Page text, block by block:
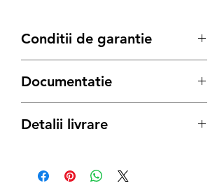
Conditii de garantie
Bisonte, este conform legii de:
24 lunipentru achizitiile pe Persoana
In caz de necesitate:
Documentatie
Manual de utilizare
Detalii livrare
oriunde in Bucuresti - Ilfov si oriunde in
Romania sau predare personala directa